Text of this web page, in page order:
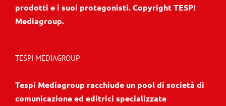
prodotti e i suoi protagonisti. Copyright TESPI
Mediagroup.
TESPI MEDIAGROUP
Tespi Mediagroup racchiude un pool di società di
comunicazione ed editrici specializzate